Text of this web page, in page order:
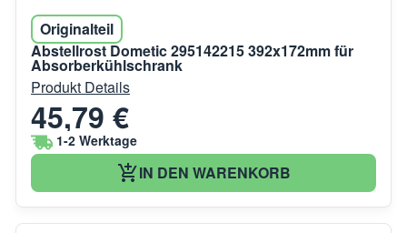
Originalteil
Abstellrost Dometic 295142215 392x172mm für
Absorberkühlschrank
Produkt Details
45,79 €
1-2 Werktage
IN DEN WARENKORB